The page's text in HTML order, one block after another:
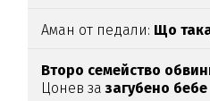
Аман от педали: Що
Второ семейство
Цонев зазагубено бебе